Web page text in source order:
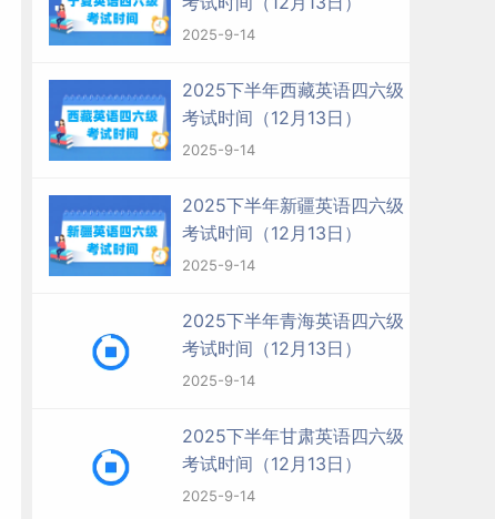
2025-9-14
2025下半年西藏英语四六级
考试时间（12月13日）
2025-9-14
2025下半年新疆英语四六级
考试时间（12月13日）
2025-9-14
2025下半年青海英语四六级
考试时间（12月13日）
2025-9-14
2025下半年甘肃英语四六级
考试时间（12月13日）
2025-9-14